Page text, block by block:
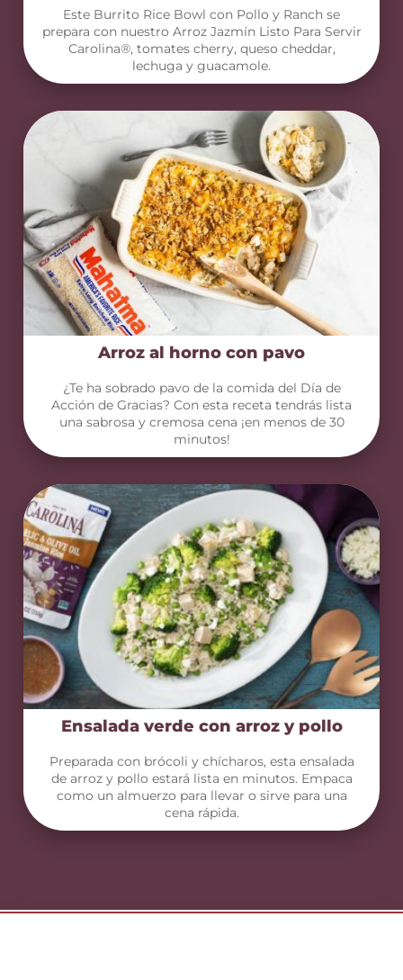
Este Burrito Rice Bowl con Pollo y Ranch se
prepara con nuestro Arroz Jazmín Listo Para Servir
Carolina®, tomates cherry, queso cheddar,
lechuga y guacamole.
Arroz al horno con pavo
¿Te ha sobrado pavo de la comida del Día de
Acción de Gracias? Con esta receta tendrás lista
una sabrosa y cremosa cena ¡en menos de 30
minutos!
Ensalada verde con arroz y pollo
Preparada con brócoli y chícharos, esta ensalada
de arroz y pollo estará lista en minutos. Empaca
como un almuerzo para llevar o sirve para una
cena rápida.